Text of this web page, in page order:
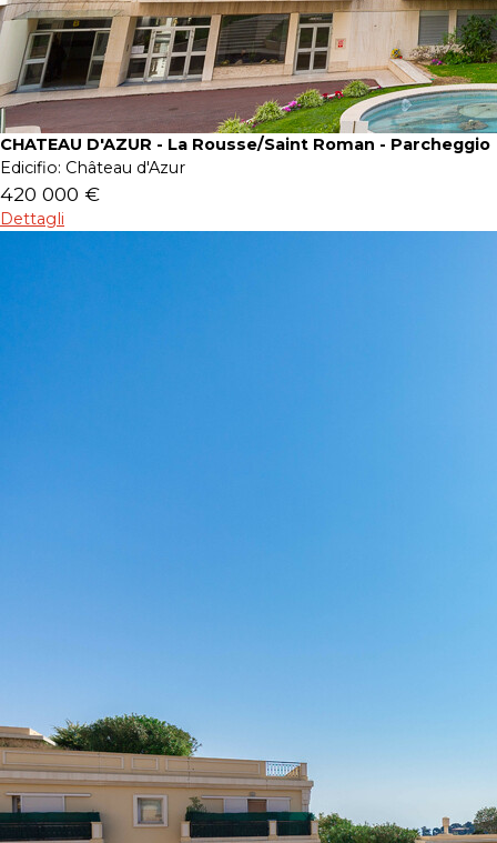
CHATEAU D'AZUR - La Rousse/Saint Roman - Parcheggio
Edicifio: Château d'Azur
420 000 €
Dettagli